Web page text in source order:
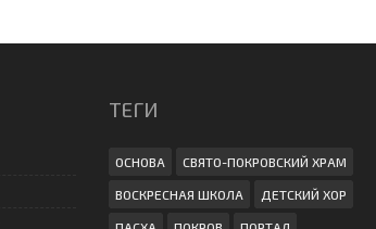
ТЕГИ
ОСНОВА СВЯТО-ПОКРОВСКИЙ ХРАМ
ВОСКРЕСНАЯ ШКОЛА ДЕТСКИЙ ХОР